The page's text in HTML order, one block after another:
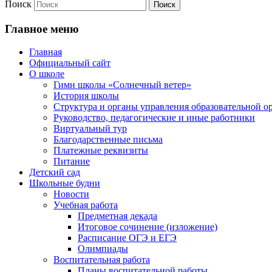
Поиск
Главное меню
Главная
Официальный сайт
О школе
Гимн школы «Солнечный ветер»
История школы
Структура и органы управления образовательной
Руководство, педагогические и иные работники
Виртуальный тур
Благодарственные письма
Платежные реквизиты
Питание
Детский сад
Школьные будни
Новости
Учебная работа
Предметная декада
Итоговое сочинение (изложение)
Расписание ОГЭ и ЕГЭ
Олимпиады
Воспитательная работа